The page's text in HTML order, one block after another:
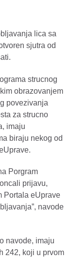
lica sa
sjutra od
strucnog
obrazovanjem
povezivanja
za strucno
imaju
biraju nekog od
Porgram
prijavu,
Portala eUprave
navode
navode, imaju
242, koji u prvom